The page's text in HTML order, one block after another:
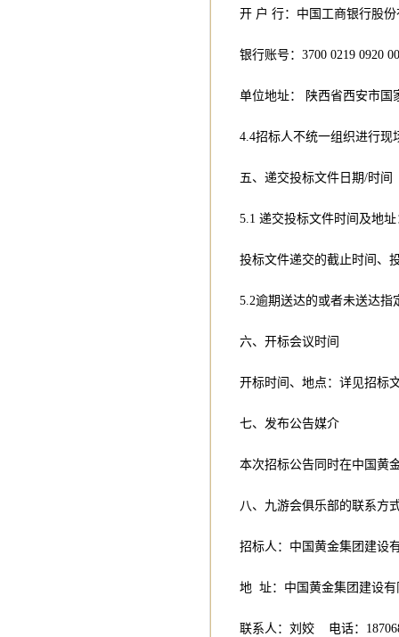
开 户 行：中国工商银行股
银行账号：3700 0219 0920
单位地址： 陕西省西安市国
4.4招标人不统一组织进行现
五、递交投标文件日期/时间
5.1 递交投标文件时间及地址
投标文件递交的截止时间、
5.2逾期送达的或者未送达
六、开标会议时间
开标时间、地点：详见招标
七、发布公告媒介
本次招标公告同时在中国黄
八、九游会俱乐部的联系方
招标人：中国黄金集团建设
地 址：中国黄金集团建设
联系人：刘姣 电话：